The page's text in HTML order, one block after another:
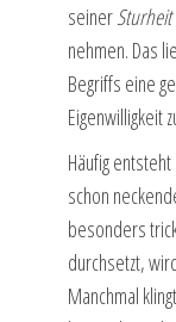
seiner
nehmen. Das
Begriffs eine
Eigenwilligkeit
Häufig
schon
besonders
durchsetzt,
Manchmal